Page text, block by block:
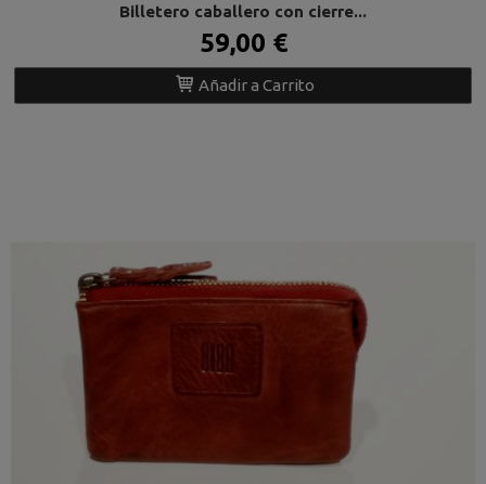
Billetero caballero con cierre...
59,00 €
Añadir a Carrito